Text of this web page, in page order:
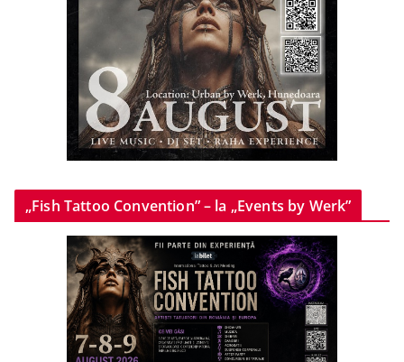
„Fish Tattoo Convention” – la „Events by Werk”